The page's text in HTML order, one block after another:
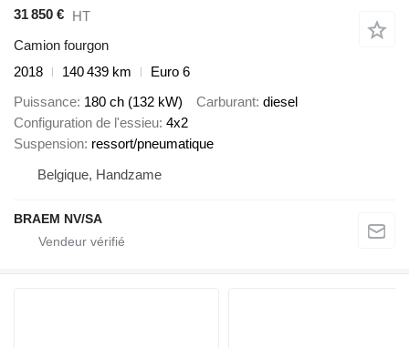
31 850 € HT
Camion fourgon
2018
140 439 km
Euro 6
Puissance 180 ch (132 kW) Carburant diesel
Configuration de l'essieu 4x2
Suspension ressort/pneumatique
Belgique, Handzame
BRAEM NV/SA